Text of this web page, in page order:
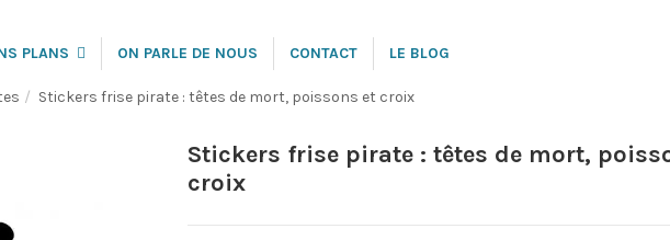
PLANS ON PARLE DE NOUS CONTACT LE BLOG
Stickers frise pirate : têtes de mort, poissons et croix
Stickers frise pirate : têtes de mort,
croix